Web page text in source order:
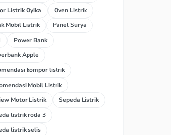
Listrik Oyika
Oven Listrik
Mobil Listrik
Panel Surya
Power Bank
Apple
kompor listrik
Mobil Listrik
Motor Listrik
Sepeda Listrik
listrik roda 3
listrik selis